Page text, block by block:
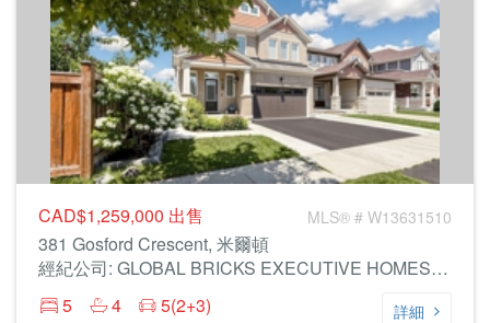
CAD$1,259,000 出售 MLS® # W13631510
381 Gosford Crescent, 米爾頓
經紀公司: GLOBAL BRICKS EXECUTIVE HOMES REALTY
5
4 5(2+3) 詳細